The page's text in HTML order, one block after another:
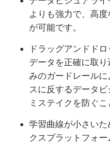
よりも強力で、高
が可能です。
ドラッグアンドド
データを正確に取
みのガードレール
スに反するデータ
ミステイクを防ぐ
学習曲線が小さい
クスプラットフォ